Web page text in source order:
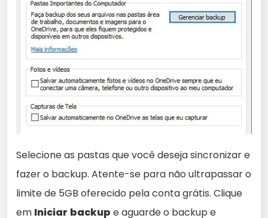
Selecione as pastas que você deseja sincronizar e
fazer o backup. Atente-se para não ultrapassar o
limite de 5GB oferecido pela conta grátis. Clique
em Iniciar backup e aguarde o backup e